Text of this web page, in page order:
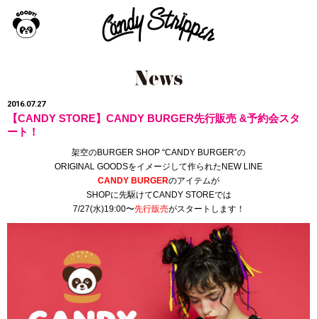
2016.07.27
【CANDY STORE】CANDY BURGER先行販売 &予約会スタ
ート！
架空のBURGER SHOP “CANDY BURGER”の
ORIGINAL GOODSをイメージして作られたNEW LINE
CANDY BURGERのアイテムが
SHOPに先駆けてCANDY STOREでは
7/27(水)19:00〜先行販売がスタートします！